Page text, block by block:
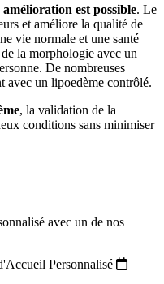
amélioration est possible. Le
et améliore la qualité de
vie normale et une santé
la morphologie avec un
De nombreuses
avec un lipoedème contrôlé.
, la validation de la
conditions sans minimiser
avec un de nos
Personnalisé